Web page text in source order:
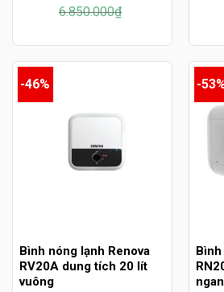
6.850.000₫
Giá
gốc
6.850.000₫.
Giá
hiện
là:
4.600.000₫.
-46%
Bình nóng lạnh Renova
RV20A dung tích 20 lít
vuông
-